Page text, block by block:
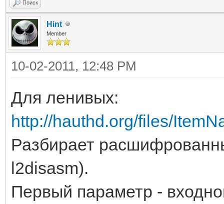
Поиск
Hint
Member
10-02-2011, 12:48 PM
Для ленивых:
http://hauthd.org/files/
Разбирает
l2disasm).
Первый параметр -